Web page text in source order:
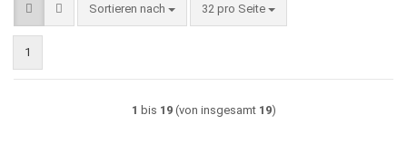
Sortieren nach
Sortieren nach 32 pro Seite
pro Seite
1
1 bis 19(von insgesamt 19)